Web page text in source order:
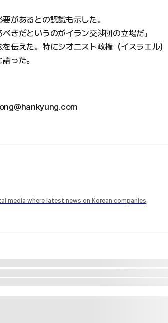
があるとの認識も示した。
きだというのがイラン交渉団の立場だ」
伝えた。特にシオニスト政権（イスラエル）
った。
media where latest news on Korean companies,